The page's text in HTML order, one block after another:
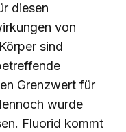
diesen
von
sind
Grenzwert für
wurde
Fluorid kommt